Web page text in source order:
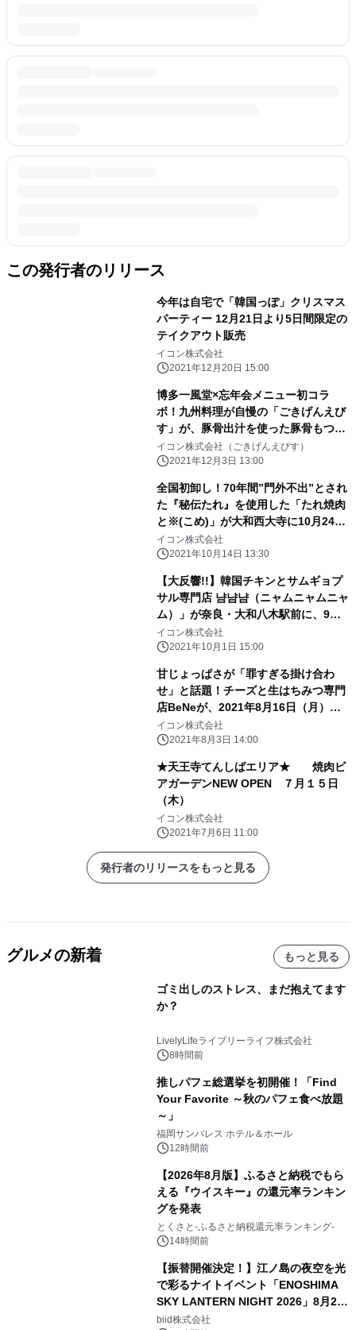
この発行者のリリース
今年は自宅で「韓国っぽ」クリスマス
パーティー 12月21日より5日間限定の
テイクアウト販売
イコン株式会社
2021年12月20日 15:00
博多一風堂×忘年会メニュー初コラ
ボ！九州料理が自慢の「ごきげんえび
す」が、豚骨出汁を使った豚骨もつ鍋
＆豚骨おでんを12月5日～販売開始
イコン株式会社（ごきげんえびす）
2021年12月3日 13:00
全国初卸し！70年間”門外不出”とされ
た『秘伝たれ』を使用した「たれ焼肉
と※(こめ)」が大和西大寺に10月24日
（日）新登場！
イコン株式会社
2021年10月14日 13:30
【大反響!!】韓国チキンとサムギョプ
サル専門店 냠냠냠（ニャムニャムニャ
ム）」が奈良・大和八木駅前に、9月
27日（月）初上陸！
イコン株式会社
2021年10月1日 15:00
甘じょっぱさが「罪すぎる掛け合わ
せ」と話題！チーズと生はちみつ専門
店BeNeが、2021年8月16日（月）京
都寺町に初登場！
イコン株式会社
2021年8月3日 14:00
★天王寺てんしばエリア★ 焼肉ビ
アガーデンNEW OPEN ７月１５日
（木）
イコン株式会社
2021年7月6日 11:00
発行者のリリースをもっと見る
グルメの新着 もっと見る
ゴミ出しのストレス、まだ抱えてます
か？
LivelyLifeライブリーライフ株式会社
8時間前
推しパフェ総選挙を初開催！「Find
Your Favorite ～秋のパフェ食べ放題
～」
福岡サンパレス ホテル＆ホール
12時間前
【2026年8月版】ふるさと納税でもら
える『ウイスキー』の還元率ランキン
グを発表
とくさと-ふるさと納税還元率ランキング-
14時間前
【振替開催決定！】江ノ島の夜空を光
で彩るナイトイベント「ENOSHIMA
SKY LANTERN NIGHT 2026」8月22
日(土)振替開催＆受付スタート！
biid株式会社